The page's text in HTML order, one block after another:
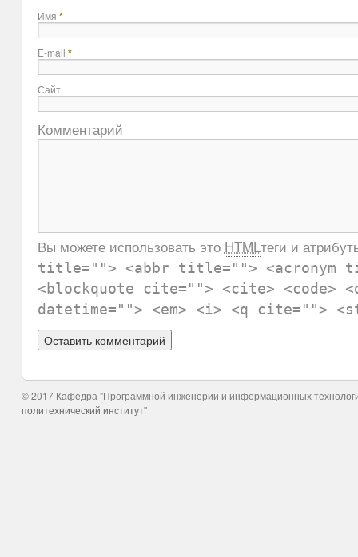
Имя *
E-mail *
Сайт
Комментарий
Вы можете использовать это HTMLтеги и
title=""> <abbr title=""> <acronym
<blockquote cite=""> <cite> <code>
datetime=""> <em> <i> <q cite="">
© 2017 Кафедра "Программной инженерии и информационных
политехнический институт"